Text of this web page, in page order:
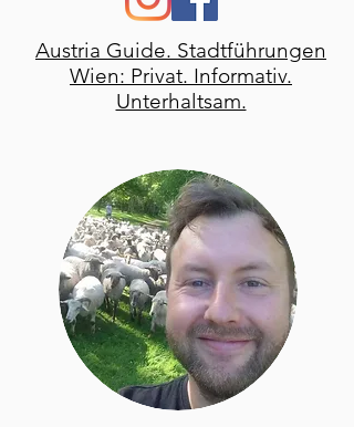
Austria Guide. Stadtführungen
Wien: Privat. Informativ.
Unterhaltsam.